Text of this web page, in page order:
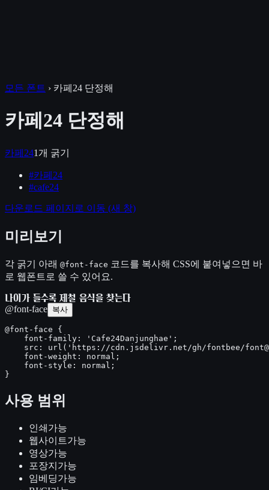
모든 폰트 › 카페24 단정해
카페24 단정해
카페241 개 굵기
#카페24
#cafe24
다운로드 페이지로 이동 (새 창)
미리보기
각 굵기 아래 @font-face 코드를 복사해 CSS에 붙여넣으면 바
로 웹폰트로 쓸 수 있어요.
나이가 들수록 제철 음식을 찾는다
@font-face 복사
@font-face {
    font-family: 'Cafe24Danjunghae';
src: url('https://cdn.jsdelivr.net/gh/fontbee/
    font-weight: normal;
    font-style: normal;
}
사용 범위
인쇄 가능
웹사이트가능
영상가능
포장지 가능
임베딩가능